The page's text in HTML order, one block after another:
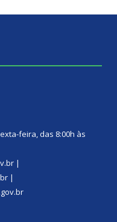
feira, das 8:00h às
|
|